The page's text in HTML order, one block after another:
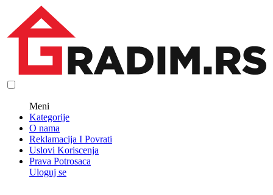
Meni
Kategorije
O nama
Reklamacija I Povrati
Uslovi Koriscenja
Prava Potrosaca
Uloguj se